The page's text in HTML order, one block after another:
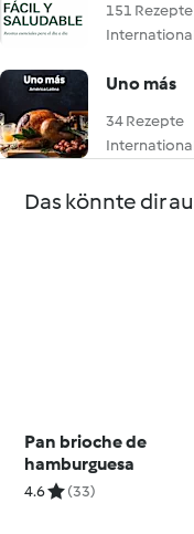
151 Rezepte
Uno más
34 Rezepte
Das könnte dir
Pan brioche de
hamburguesa
4.6 (33)